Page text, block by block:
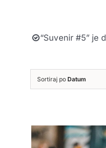
“Suvenir #5” je
Sortiraj po Datum